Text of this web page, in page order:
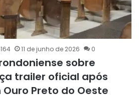
11 de junho de 2026 0
sobre
trailer oficial após
Preto do Oeste